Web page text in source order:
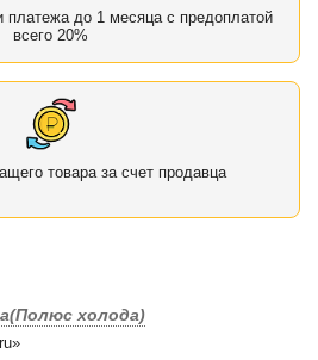
платежа до 1 месяца с предоплатой
всего 20%
товара за счет продавца
холода)